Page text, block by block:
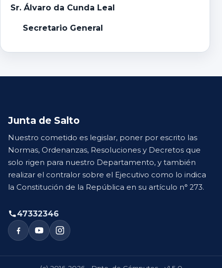
Sr. Álvaro da Cunda Leal
Secretario General
Junta de Salto
Nuestro cometido es legislar, poner por escrito las
Normas, Ordenanzas, Resoluciones y Decretos que
solo rigen para nuestro Departamento, y también
realizar el contralor sobre el Ejecutivo como lo indica
la Constitución de la República en su artículo n° 273.
47332346